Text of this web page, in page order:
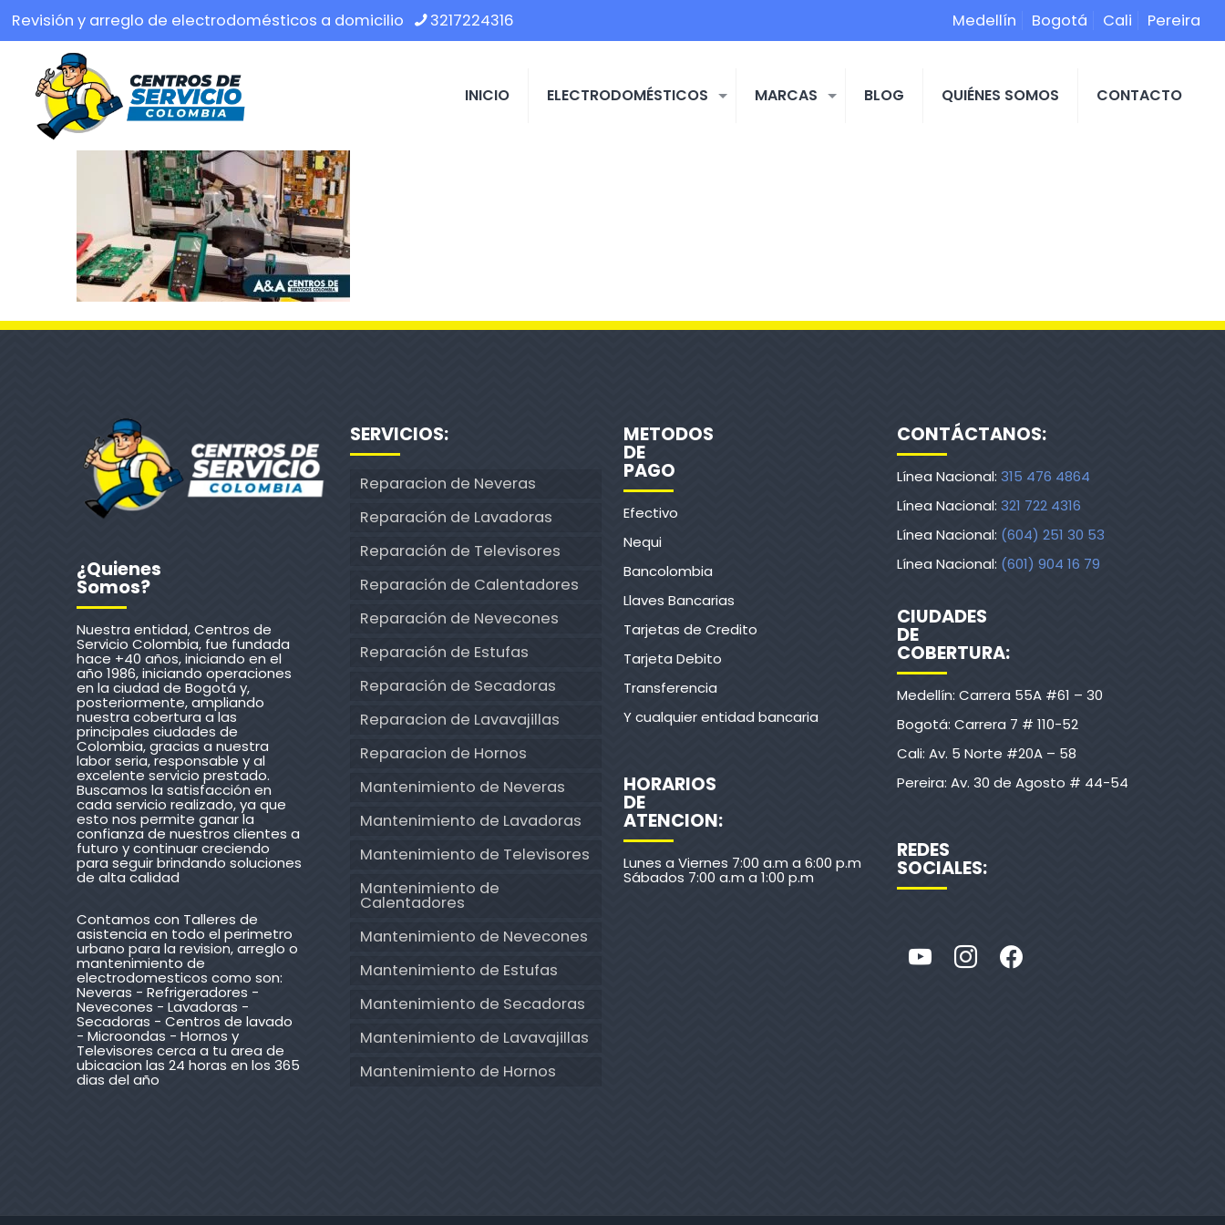
Revisión y arreglo de electrodomésticos a domicilio 3217224316 Medellín Bogotá Cali Pereira
INICIO ELECTRODOMÉSTICOS MARCAS BLOG QUIÉNES SOMOS CONTACTO
¿Quienes
Somos?
Nuestra entidad, Centros de
Servicio Colombia, fue fundada
hace +40 años, iniciando en el
año 1986, iniciando operaciones
en la ciudad de Bogotá y,
posteriormente, ampliando
nuestra cobertura a las
principales ciudades de
Colombia, gracias a nuestra
labor seria, responsable y al
excelente servicio prestado.
Buscamos la satisfacción en
cada servicio realizado, ya que
esto nos permite ganar la
confianza de nuestros clientes a
futuro y continuar creciendo
para seguir brindando soluciones
de alta calidad
Contamos con Talleres de
asistencia en todo el perimetro
urbano para la revision, arreglo o
mantenimiento de
electrodomesticos como son:
Neveras - Refrigeradores -
Nevecones - Lavadoras -
Secadoras - Centros de lavado
- Microondas - Hornos y
Televisores cerca a tu area de
ubicacion las 24 horas en los 365
dias del año
SERVICIOS:
Reparacion de Neveras
Reparación de Lavadoras
Reparación de Televisores
Reparación de Calentadores
Reparación de Nevecones
Reparación de Estufas
Reparación de Secadoras
Reparacion de Lavavajillas
Reparacion de Hornos
Mantenimiento de Neveras
Mantenimiento de Lavadoras
Mantenimiento de Televisores
Mantenimiento de
Calentadores
Mantenimiento de Nevecones
Mantenimiento de Estufas
Mantenimiento de Secadoras
Mantenimiento de Lavavajillas
Mantenimiento de Hornos
METODOS
DE
PAGO
Efectivo
Nequi
Bancolombia
Llaves Bancarias
Tarjetas de Credito
Tarjeta Debito
Transferencia
Y cualquier entidad bancaria
HORARIOS
DE
ATENCION:
Lunes a Viernes 7:00 a.m a 6:00 p.m
Sábados 7:00 a.m a 1:00 p.m
CONTÁCTANOS:
Línea Nacional: 315 476 4864
Línea Nacional: 321 722 4316
Línea Nacional: (604) 251 30 53
Línea Nacional: (601) 904 16 79
CIUDADES
DE
COBERTURA:
Medellín: Carrera 55A #61 – 30
Bogotá: Carrera 7 # 110-52
Cali: Av. 5 Norte #20A – 58
Pereira: Av. 30 de Agosto # 44-54
REDES
SOCIALES: